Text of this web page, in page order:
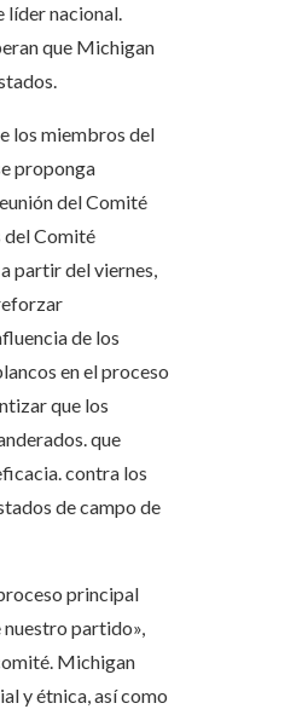
líder nacional.
que Michigan
los miembros del
proponga
del Comité
del Comité
partir del viernes,
de los
en el proceso
que los
que
contra los
de campo de
principal
partido»,
Michigan
y étnica, así como